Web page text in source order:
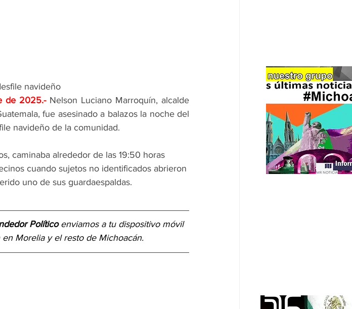
navideño
de 2025.- Nelson Luciano Marroquín, alcalde
fue asesinado a balazos la noche del
navideño de la comunidad.
caminaba alrededor de las 19:50 horas
cuando sujetos no identificados abrieron
uno de sus guardaespaldas.
Político enviamos a tu dispositivo móvil
Morelia y el resto de Michoacán.